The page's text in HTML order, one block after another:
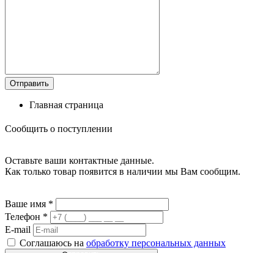
Главная страница
Сообщить о поступлении
Оставьте ваши контактные данные.
Как только товар появится в наличии мы Вам сообщим.
Ваше имя *
Телефон *
E-mail
Соглашаюсь на обработку персональных данных